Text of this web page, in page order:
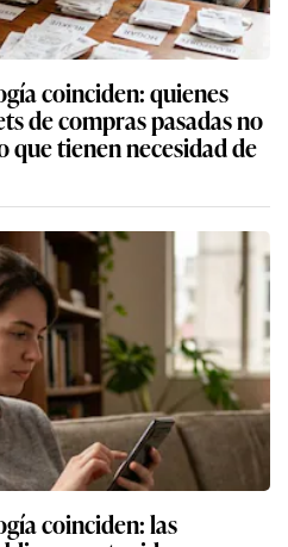
coinciden: quienes
de compras pasadas no
que tienen necesidad de
coinciden: las